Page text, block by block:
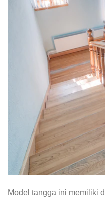
Model tangga ini memiliki